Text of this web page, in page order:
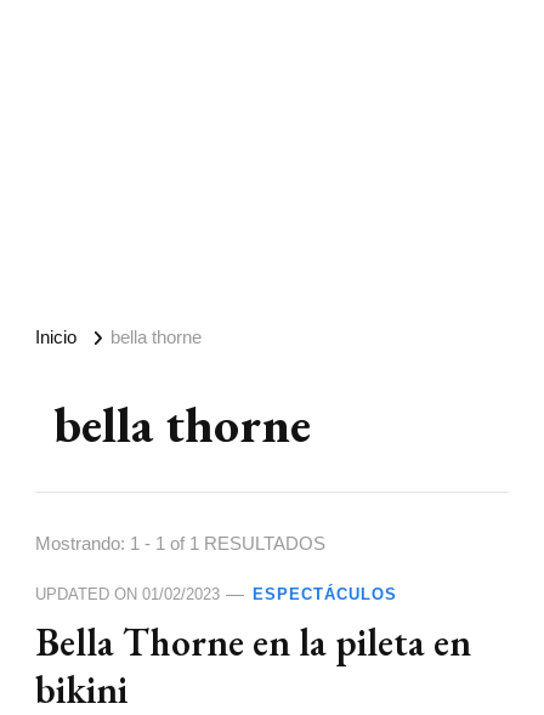
Inicio bella thorne
bella thorne
Mostrando: 1 - 1 of 1 RESULTADOS
UPDATED ON 01/02/2023 ESPECTÁCULOS
Bella Thorne en la pileta en
bikini